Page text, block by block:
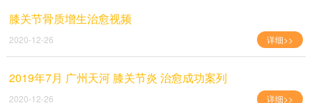
膝关节骨质增生治愈视频
2020-12-26 详细>>
2019年7月 广州天河 膝关节炎 治愈成功案列
2020-12-26 详细>>